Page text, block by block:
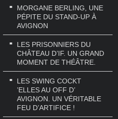
MORGANE BERLING, UNE
PÉPITE DU STAND-UP À
AVIGNON
LES PRISONNIERS DU
CHÂTEAU D’IF. UN GRAND
MOMENT DE THÉÂTRE.
LES SWING COCKT
’ELLES AU OFF D’
AVIGNON. UN VÉRITABLE
FEU D’ARTIFICE !